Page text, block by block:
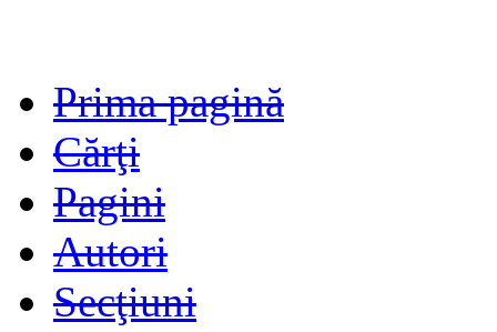
Prima pagină
Cărţi
Pagini
Autori
Secţiuni